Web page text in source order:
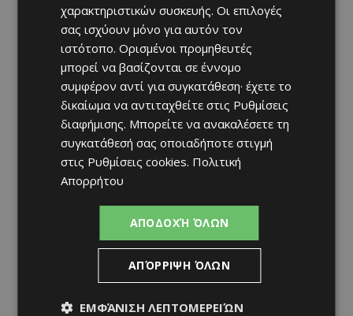
χαρακτηριστικών συσκευής. Οι επιλογές
σας ισχύουν μόνο για αυτόν τον
ιστότοπο. Ορισμένοι προμηθευτές
μπορεί να βασίζονται σε έννομο
συμφέρον αντί για συγκατάθεση· έχετε το
δικαίωμα να αντιταχθείτε στις Ρυθμίσεις
διαφήμισης. Μπορείτε να ανακαλέσετε τη
συγκατάθεσή σας οποιαδήποτε στιγμή
στις Ρυθμίσεις cookies. Πολιτική
Απορρήτου
ΑΠΟΔΟΧΉ ΌΛΩΝ
ΑΠΌΡΡΙΨΗ ΌΛΩΝ
ΕΜΦΆΝΙΣΗ ΛΕΠΤΟΜΕΡΕΙΏΝ